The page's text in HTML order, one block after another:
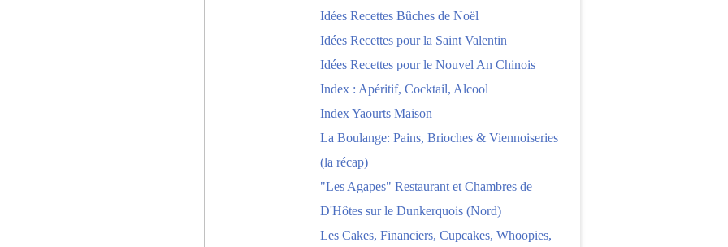
Idées Recettes Bûches de Noël
Idées Recettes pour la Saint Valentin
Idées Recettes pour le Nouvel An Chinois
Index : Apéritif, Cocktail, Alcool
Index Yaourts Maison
La Boulange: Pains, Brioches & Viennoiseries
(la récap)
"Les Agapes" Restaurant et Chambres de
D'Hôtes sur le Dunkerquois (Nord)
Les Cakes, Financiers, Cupcakes, Whoopies,